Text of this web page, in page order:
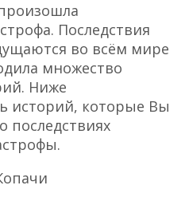
Последствия
во всём мире
множество
Ниже
историй, которые Вы
последствиях